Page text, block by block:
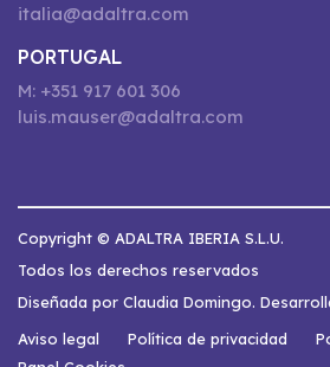
italia@adaltra.com
PORTUGAL
M: +351 917 601 306
luis.mauser@adaltra.com
Copyright © ADALTRA IBERIA S.L.U.
Todos los derechos reservados
Diseñada por Claudia Domingo.
Aviso legal
Política de privacidad